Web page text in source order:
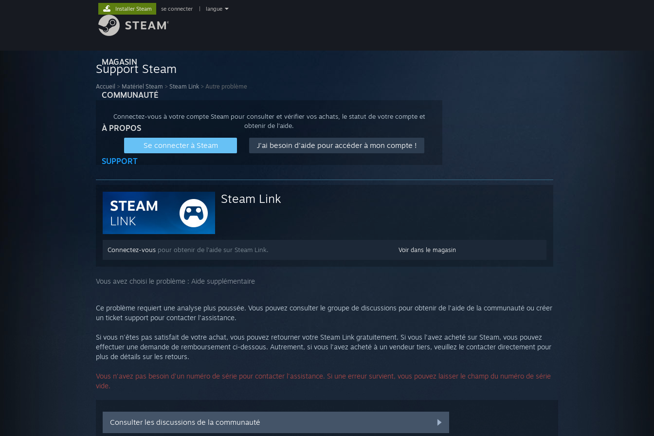
MAGASIN
COMMUNAUTÉ
À PROPOS
SUPPORT
Installer Steam se connecter langue
Support Steam
Accueil > Matériel Steam > Steam Link > Autre problème
Connectez-vous à votre compte Steam pour consulter et vérifier vos achats, le statut de votre compte et
obtenir de l'aide.
Se connecter à Steam J'ai besoin d'aide pour accéder à mon compte !
Steam Link
Voir dans le magasin
Connectez-vous pour obtenir de l'aide sur Steam Link.
Vous avez choisi le problème : Aide supplémentaire
Ce problème requiert une analyse plus poussée. Vous pouvez consulter le groupe de discussions pour obtenir de l'aide de la communauté ou créer
un ticket support pour contacter l'assistance.
Si vous n'êtes pas satisfait de votre achat, vous pouvez retourner votre Steam Link gratuitement. Si vous l'avez acheté sur Steam, vous pouvez
effectuer une demande de remboursement ci-dessous. Autrement, si vous l'avez acheté à un vendeur tiers, veuillez le contacter directement pour
plus de détails sur les retours.
Vous n'avez pas besoin d'un numéro de série pour contacter l'assistance. Si une erreur survient, vous pouvez laisser le champ du numéro de série
vide.
Consulter les discussions de la communauté